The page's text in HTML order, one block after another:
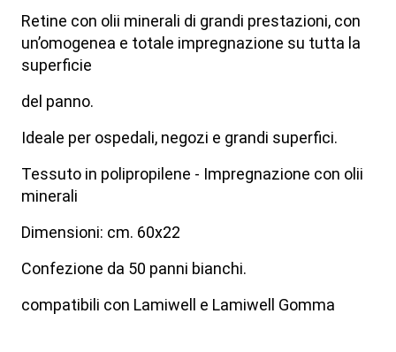
Retine con olii minerali di grandi prestazioni, con
un’omogenea e totale impregnazione su tutta la
superficie
del panno.
Ideale per ospedali, negozi e grandi superfici.
Tessuto in polipropilene - Impregnazione con olii
minerali
Dimensioni: cm. 60x22
Confezione da 50 panni bianchi.
compatibili con Lamiwell e Lamiwell Gomma